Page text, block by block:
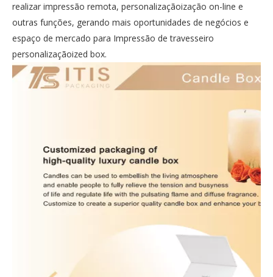
realizar impressão remota, personalizaçãoização on-line e
outras funções, gerando mais oportunidades de negócios e
espaço de mercado para Impressão de travesseiro
personalizaçãoized box.